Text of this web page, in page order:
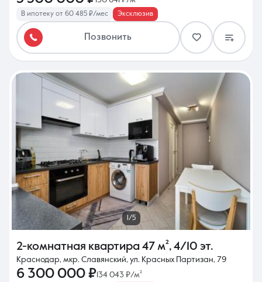
В ипотеку от 60 485 ₽/мес Эксклюзив
Позвонить
1/5
2-комнатная квартира 47 м², 4/10 эт.
Краснодар, мкр. Славянский, ул. Красных Партизан, 79
6 300 000 ₽ 134 043 ₽/м²